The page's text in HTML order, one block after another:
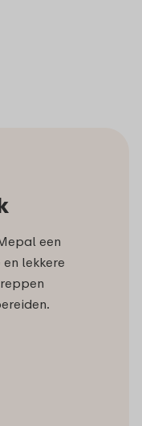
een
lekkere